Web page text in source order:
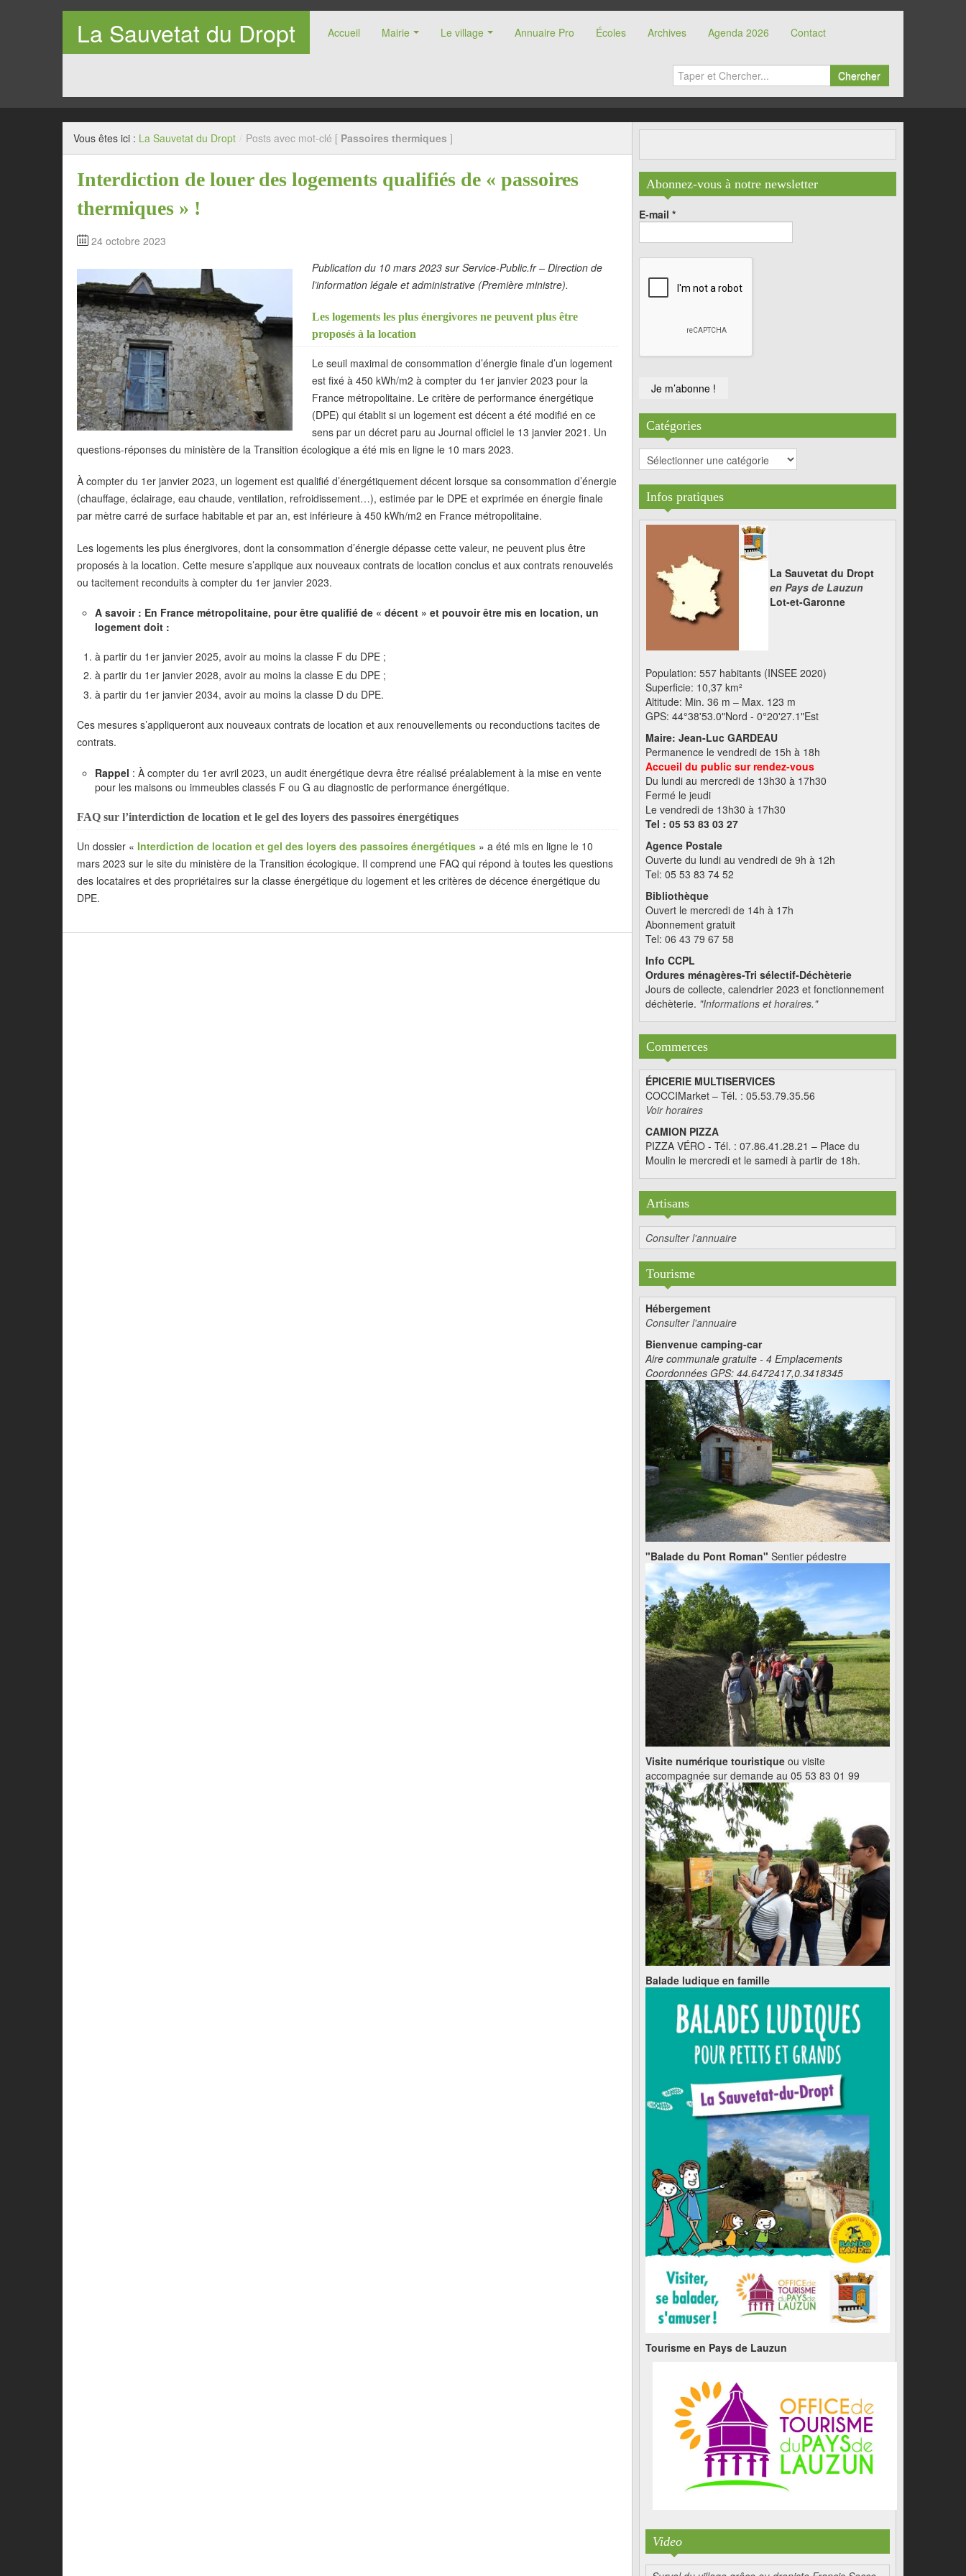
La Sauvetat du Dropt Accueil Mairie Le village Annuaire Pro Écoles Archives Agenda 2026 Contact
Chercher
Vous êtes ici : La Sauvetat du Dropt / Posts avec mot-clé [ Passoires thermiques ]
Interdiction de louer des logements qualifiés de « passoires
thermiques » !
24 octobre 2023
Publication du 10 mars 2023 sur Service-Public.fr – Direction de
l’information légale et administrative (Première ministre).
Les logements les plus énergivores ne peuvent plus être
proposés à la location
Le seuil maximal de consommation d’énergie finale d’un logement
est fixé à 450 kWh/m2 à compter du 1er janvier 2023 pour la
France métropolitaine. Le critère de performance énergétique
(DPE) qui établit si un logement est décent a été modifié en ce
sens par un décret paru au Journal officiel le 13 janvier 2021. Un
questions-réponses du ministère de la Transition écologique a été mis en ligne le 10 mars 2023.
À compter du 1er janvier 2023, un logement est qualifié d’énergétiquement décent lorsque sa consommation d’énergie
(chauffage, éclairage, eau chaude, ventilation, refroidissement…), estimée par le DPE et exprimée en énergie finale
par mètre carré de surface habitable et par an, est inférieure à 450 kWh/m2 en France métropolitaine.
Les logements les plus énergivores, dont la consommation d’énergie dépasse cette valeur, ne peuvent plus être
proposés à la location. Cette mesure s’applique aux nouveaux contrats de location conclus et aux contrats renouvelés
ou tacitement reconduits à compter du 1er janvier 2023.
A savoir : En France métropolitaine, pour être qualifié de « décent » et pouvoir être mis en location, un
logement doit :
à partir du 1er janvier 2025, avoir au moins la classe F du DPE ;
à partir du 1er janvier 2028, avoir au moins la classe E du DPE ;
à partir du 1er janvier 2034, avoir au moins la classe D du DPE.
Ces mesures s’appliqueront aux nouveaux contrats de location et aux renouvellements ou reconductions tacites de
contrats.
Rappel : À compter du 1er avril 2023, un audit énergétique devra être réalisé préalablement à la mise en vente
pour les maisons ou immeubles classés F ou G au diagnostic de performance énergétique.
FAQ sur l’interdiction de location et le gel des loyers des passoires énergétiques
Un dossier « Interdiction de location et gel des loyers des passoires énergétiques » a été mis en ligne le 10
mars 2023 sur le site du ministère de la Transition écologique. Il comprend une FAQ qui répond à toutes les questions
des locataires et des propriétaires sur la classe énergétique du logement et les critères de décence énergétique du
DPE.
Abonnez-vous à notre newsletter
E-mail *
Catégories
Catégories
Infos pratiques
La Sauvetat du Dropt
en Pays de Lauzun
Lot-et-Garonne
Population: 557 habitants (INSEE 2020)
Superficie: 10,37 km²
Altitude: Min. 36 m – Max. 123 m
GPS: 44°38'53.0"Nord - 0°20'27.1"Est
Maire: Jean-Luc GARDEAU
Permanence le vendredi de 15h à 18h
Accueil du public sur rendez-vous
Du lundi au mercredi de 13h30 à 17h30
Fermé le jeudi
Le vendredi de 13h30 à 17h30
Tel : 05 53 83 03 27
Agence Postale
Ouverte du lundi au vendredi de 9h à 12h
Tel: 05 53 83 74 52
Bibliothèque
Ouvert le mercredi de 14h à 17h
Abonnement gratuit
Tel: 06 43 79 67 58
Info CCPL
Ordures ménagères-Tri sélectif-Déchèterie
Jours de collecte, calendrier 2023 et fonctionnement
déchèterie. "Informations et horaires."
Commerces
ÉPICERIE MULTISERVICES
COCCIMarket – Tél. : 05.53.79.35.56
Voir horaires
CAMION PIZZA
PIZZA VÉRO - Tél. : 07.86.41.28.21 – Place du
Moulin le mercredi et le samedi à partir de 18h.
Artisans
Consulter l'annuaire
Tourisme
Hébergement
Consulter l'annuaire
Bienvenue camping-car
Aire communale gratuite - 4 Emplacements
Coordonnées GPS: 44.6472417,0.3418345
"Balade du Pont Roman" Sentier pédestre
Visite numérique touristique ou visite
accompagnée sur demande au 05 53 83 01 99
Balade ludique en famille
Tourisme en Pays de Lauzun
Video